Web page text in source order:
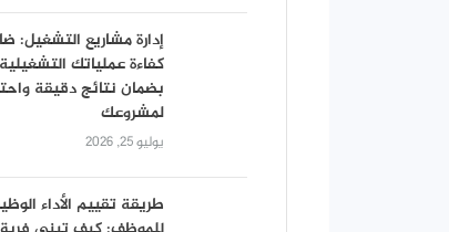
إدارة مشاريع التشغيل:
كفاءة عملياتك
بضمان نتائج دقيقة
لمشروعك
يوليو 25, 2026
طريقة تقييم الأداء